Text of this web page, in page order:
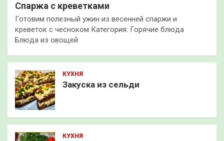
Спаржа с креветками
Готовим полезный ужин из весенней спаржи и
креветок с чесноком Категория: Горячие блюда
Блюда из овощей
КУХНЯ
Закуска из сельди
КУХНЯ